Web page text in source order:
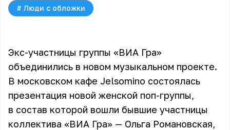
# Люди с обложки
Экс-участницы группы «ВИА Гра»
объединились в новом музыкальном проекте.
В московском кафе Jelsomino состоялась
презентация новой женской поп-группы,
в состав которой вошли бывшие участницы
коллектива «ВИА Гра» — Ольга Романовская,